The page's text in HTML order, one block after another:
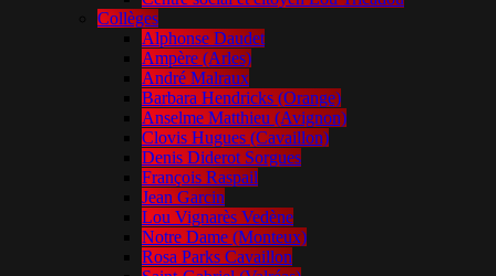
Collèges
Alphonse Daudet
Ampère (Arles)
André Malraux
Barbara Hendricks (Orange)
Anselme Matthieu (Avignon)
Clovis Hugues (Cavaillon)
Denis Diderot Sorgues
François Raspail
Jean Garcin
Lou Vignarès Vedène
Notre Dame (Monteux)
Rosa Parks Cavaillon